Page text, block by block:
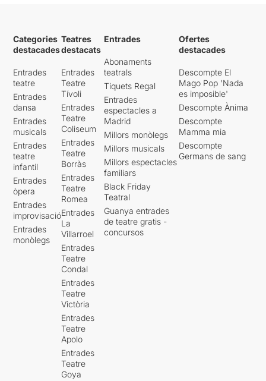
Categories
destacades
Entrades
teatre
Entrades
dansa
Entrades
musicals
Entrades
teatre
infantil
Entrades
òpera
Entrades
improvisació
Entrades
monòlegs
Teatres
destacats
Entrades
Teatre
Tívoli
Entrades
Teatre
Coliseum
Entrades
Teatre
Borràs
Entrades
Teatre
Romea
Entrades
La
Villarroel
Entrades
Teatre
Condal
Entrades
Teatre
Victòria
Entrades
Teatre
Apolo
Entrades
Teatre
Goya
Entrades
Abonaments
teatrals
Tiquets Regal
Entrades
espectacles a
Madrid
Millors monòlegs
Millors musicals
Millors espectacles
familiars
Black Friday
Teatral
Guanya entrades
de teatre gratis -
concursos
Ofertes
destacades
Descompte El
Mago Pop 'Nada
es imposible'
Descompte Ànima
Descompte
Mamma mia
Descompte
Germans de sang